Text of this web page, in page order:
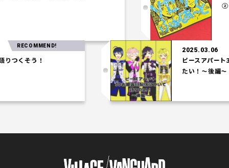
そう！
2025.03.06
ピースアパート3Dお
たい！～後編～